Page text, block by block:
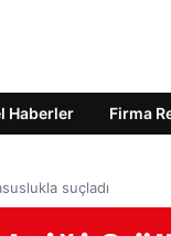
Haberler Firma
suçladı